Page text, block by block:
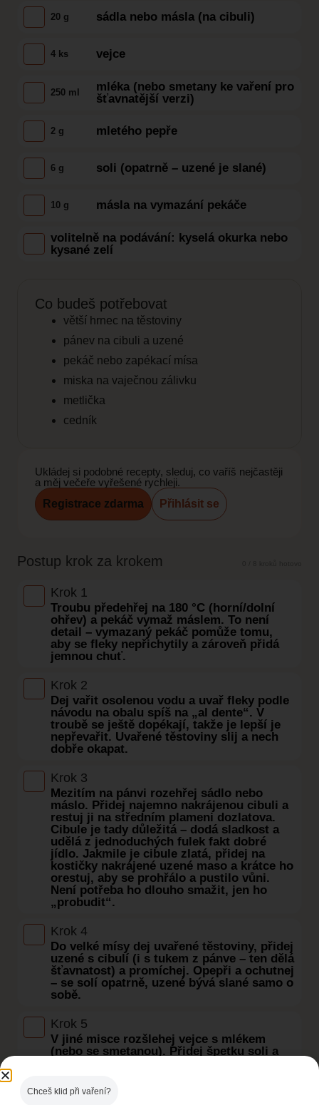
20 g sádla nebo másla (na cibuli)
4 ks vejce
250 ml
mléka (nebo smetany ke vaření pro
šťavnatější verzi)
2 g mletého pepře
6 g soli (opatrně – uzené je slané)
10 g másla na vymazání pekáče
volitelně na podávání: kyselá okurka nebo
kysané zelí
Co budeš potřebovat
větší hrnec na těstoviny
pánev na cibuli a uzené
pekáč nebo zapékací mísa
miska na vaječnou zálivku
metlička
cedník
Ukládej si podobné recepty, sleduj, co vaříš nejčastěji
a měj večeře vyřešené rychleji.
Registrace zdarma
Přihlásit se
Postup krok za krokem
Krok 1
Troubu předehřej na 180 °C (horní/dolní
ohřev) a pekáč vymaž máslem. To není
detail – vymazaný pekáč pomůže tomu,
aby se fleky nepřichytily a zároveň přidá
jemnou chuť.
Krok 2
Dej vařit osolenou vodu a uvař fleky podle
návodu na obalu spíš na „al dente“. V
troubě se ještě dopékají, takže je lepší je
nepřevařit. Uvařené těstoviny slij a nech
dobře okapat.
Krok 3
Mezitím na pánvi rozehřej sádlo nebo
máslo. Přidej najemno nakrájenou cibuli a
restuj ji na středním plameni dozlatova.
Cibule je tady důležitá – dodá sladkost a
udělá z jednoduchých fulek fakt dobré
jídlo. Jakmile je cibule zlatá, přidej na
kostičky nakrájené uzené maso a krátce ho
orestuj, aby se prohřálo a pustilo vůni.
Není potřeba ho dlouho smažit, jen ho
„probudit“.
Krok 4
Do velké mísy dej uvařené těstoviny, přidej
uzené s cibulí (i s tukem z pánve – ten dělá
šťavnatost) a promíchej. Opepři a ochutnej
– se solí opatrně, uzené bývá slané samo o
sobě.
Krok 5
V jiné misce rozšlehej vejce s mlékem
(nebo se smetanou). Přidej špetku soli a
vláčnost. Pokud chceš extra šťavnatou
verzi, použij místo části mléka smetanu ke
Chceš klid při vaření?